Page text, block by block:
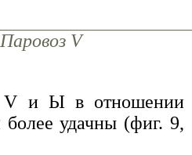
V
V и Ы в отношении
удачны (фиг. 9,